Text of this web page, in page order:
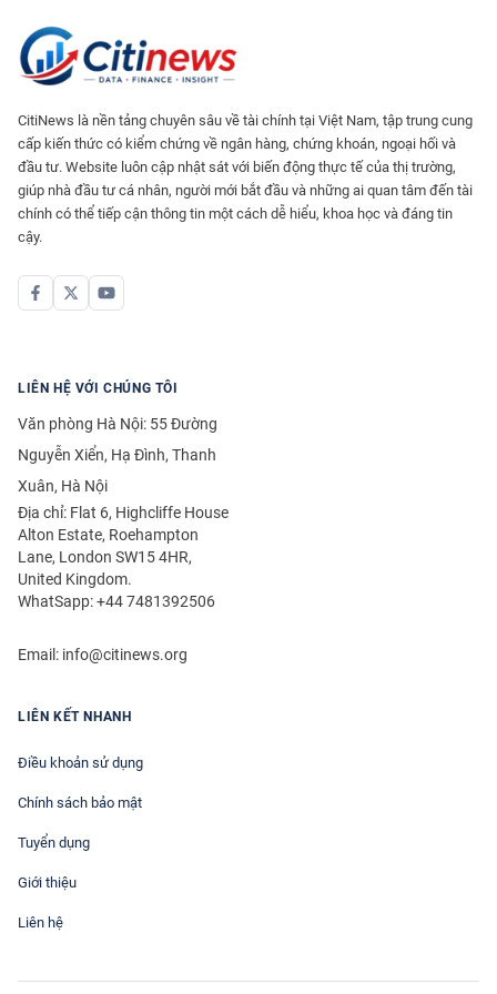
CitiNews là nền tảng chuyên sâu về tài chính tại Việt Nam, tập trung cung
cấp kiến thức có kiểm chứng về ngân hàng, chứng khoán, ngoại hối và
đầu tư. Website luôn cập nhật sát với biến động thực tế của thị trường,
giúp nhà đầu tư cá nhân, người mới bắt đầu và những ai quan tâm đến tài
chính có thể tiếp cận thông tin một cách dễ hiểu, khoa học và đáng tin
cậy.
LIÊN HỆ VỚI CHÚNG TÔI
Văn phòng Hà Nội: 55 Đường
Nguyễn Xiển, Hạ Đình, Thanh
Xuân, Hà Nội
Địa chỉ: Flat 6, Highcliffe House
Alton Estate, Roehampton
Lane, London SW15 4HR,
United Kingdom.
WhatSapp: +44 7481392506
Email: info@citinews.org
LIÊN KẾT NHANH
Điều khoản sử dụng
Chính sách bảo mật
Tuyển dụng
Giới thiệu
Liên hệ